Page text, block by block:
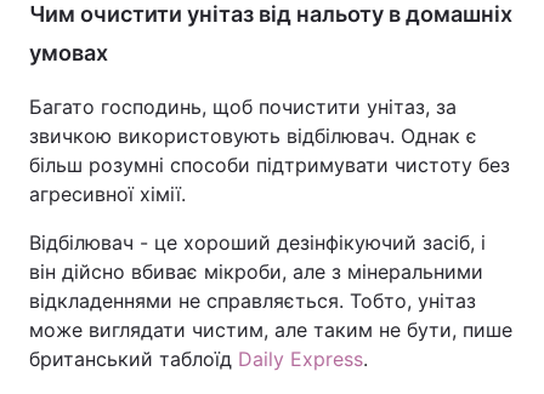
Чим очистити унітаз від нальоту в домашніх
умовах
Багато господинь, щоб почистити унітаз, за
звичкою використовують відбілювач. Однак є
більш розумні способи підтримувати чистоту без
агресивної хімії.
Відбілювач - це хороший дезінфікуючий засіб, і
він дійсно вбиває мікроби, але з мінеральними
відкладеннями не справляється. Тобто, унітаз
може виглядати чистим, але таким не бути, пише
британський таблоїд Daily Express.